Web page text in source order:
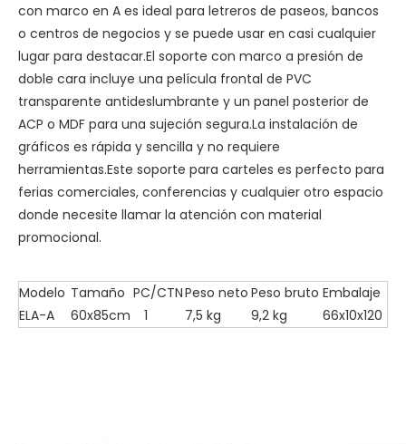
con marco en A es ideal para letreros de paseos, bancos
o centros de negocios y se puede usar en casi cualquier
lugar para destacar.El soporte con marco a presión de
doble cara incluye una película frontal de PVC
transparente antideslumbrante y un panel posterior de
ACP o MDF para una sujeción segura.La instalación de
gráficos es rápida y sencilla y no requiere
herramientas.Este soporte para carteles es perfecto para
ferias comerciales, conferencias y cualquier otro espacio
donde necesite llamar la atención con material
promocional.
Modelo Tamaño PC/CTNPeso neto Peso bruto Embalaje
ELA-A 60x85cm 1 7,5 kg 9,2 kg 66x10x120